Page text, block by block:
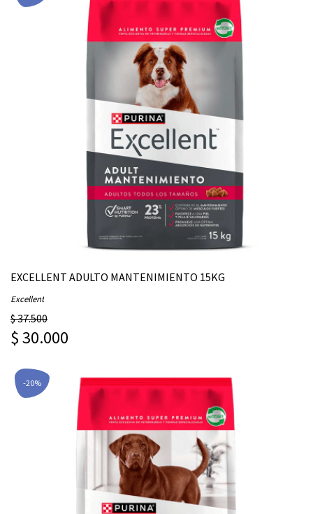
EXCELLENT ADULTO MANTENIMIENTO 15KG
Excellent
$ 37.500
$ 30.000
-20%